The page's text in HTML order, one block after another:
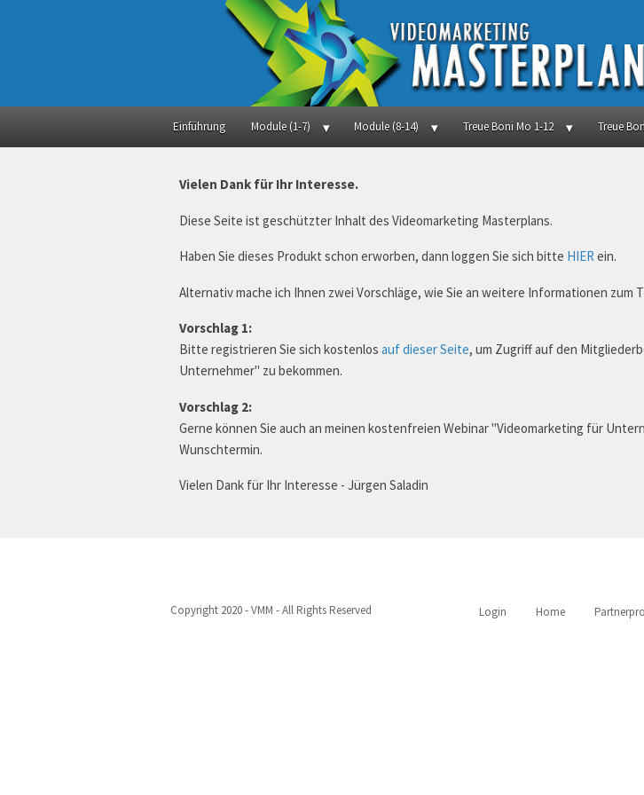
Einführung Module (1-7) Module (8-14) Treue Boni Mo 1-12 Treue
Vielen Dank für Ihr Interesse.
Diese Seite ist geschützter Inhalt des Videomarketing Masterplans.
Haben Sie dieses Produkt schon erworben, dann loggen Sie sich bitte HIER ein.
Alternativ mache ich Ihnen zwei Vorschläge, wie Sie an weitere Informationen zum
Vorschlag 1:
Bitte registrieren Sie sich kostenlos auf dieser Seite, um Zugriff auf den
Unternehmer" zu bekommen.
Vorschlag 2:
Gerne können Sie auch an meinen kostenfreien Webinar "Videomarketing für
Wunschtermin.
Vielen Dank für Ihr Interesse - Jürgen Saladin
Login Home
Copyright 2020 - VMM - All Rights Reserved